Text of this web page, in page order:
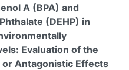
A (BPA) and
(DEHP) in
Evaluation of the
Antagonistic Effects